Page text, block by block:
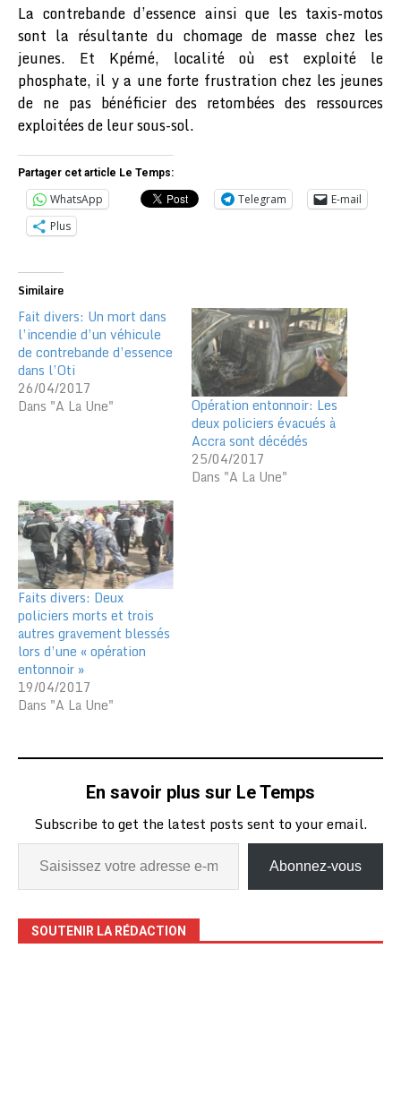
La contrebande d’essence ainsi que les taxis-motos
sont la résultante du chomage de masse chez les
jeunes. Et Kpémé, localité où est exploité le
phosphate, il y a une forte frustration chez les jeunes
de ne pas bénéficier des retombées des ressources
exploitées de leur sous-sol.
Partager cet article Le Temps:
WhatsApp Telegram
E-mail
Plus
Similaire
Fait divers: Un mort dans
l’incendie d’un véhicule
de contrebande d’essence
dans l’Oti
26/04/2017
Dans "A La Une"
Opération entonnoir: Les
deux policiers évacués à
Accra sont décédés
25/04/2017
Dans "A La Une"
Faits divers: Deux
policiers morts et trois
autres gravement blessés
lors d’une « opération
entonnoir »
19/04/2017
Dans "A La Une"
En savoir plus sur Le Temps
Subscribe to get the latest posts sent to your email.
Abonnez-vous
SOUTENIR LA RÉDACTION